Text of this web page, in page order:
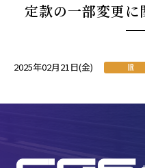
定款の一部変更
2025年02月21日(金) IR